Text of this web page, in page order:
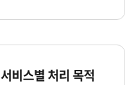
서비스별 처리 목적